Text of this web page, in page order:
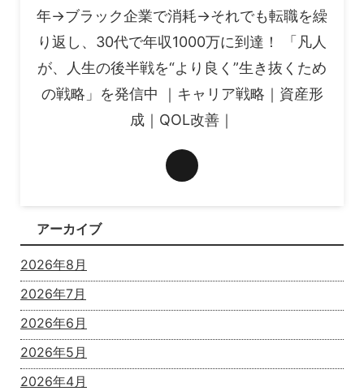
年→ブラック企業で消耗→それでも転職を繰
り返し、30代で年収1000万に到達！ 「凡人
が、人生の後半戦を“より良く”生き抜くため
の戦略」を発信中 ｜キャリア戦略｜資産形
成｜QOL改善｜
アーカイブ
2026年8月
2026年7月
2026年6月
2026年5月
2026年4月